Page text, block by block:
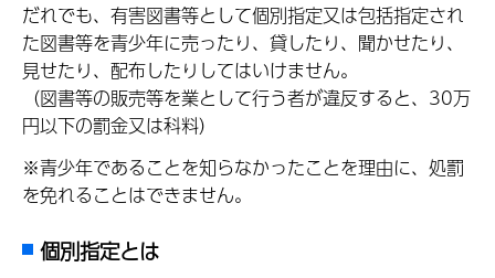
だれでも、有害図書等として個別指定又は包括指定され
た図書等を青少年に売ったり、貸したり、聞かせたり、
見せたり、配布したりしてはいけません。
（図書等の販売等を業として行う者が違反すると、30万
円以下の罰金又は科料）
※青少年であることを知らなかったことを理由に、処罰
を免れることはできません。
個別指定とは